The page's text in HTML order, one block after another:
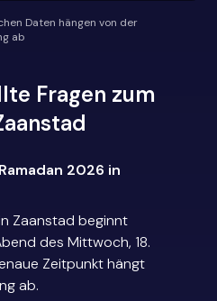
Daten hängen von der
ab
Fragen zum
2026 in
Zaanstad beginnt
des Mittwoch, 18.
Zeitpunkt hängt
ab.